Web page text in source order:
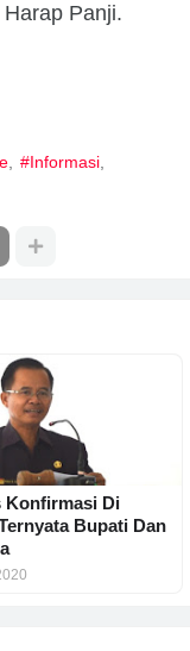
Panji.
#Informasi
Konfirmasi Di
Bupati Dan